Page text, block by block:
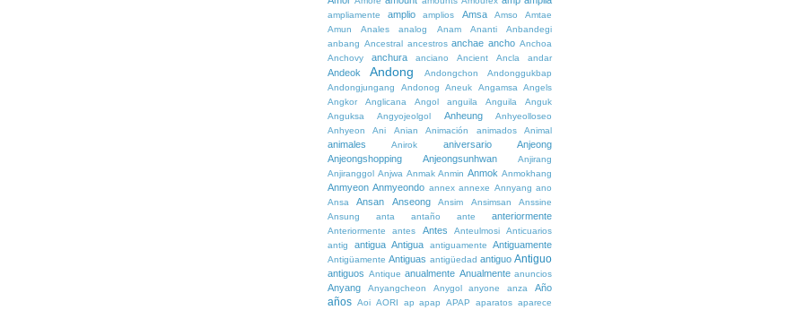
ampliamente amplio amplios Amsa Amso
Amtae
Amun
Anales analog Anam Ananti
Anbandegi
anbang Ancestral ancestros anchae ancho Anchoa
Anchovy
anchura anciano Ancient Ancla andar
Andeok Andong Andongchon
Andonggukbap
Andongjungang
Andonog Aneuk Angamsa
Angels
Angkor
Anglicana Angol anguila Anguila
Anguk
Anguksa
Angyojeolgol Anheung
Anhyeolloseo
Anhyeon
Ani Anian Animación animados Animal
animales Anirok aniversario
Anjeong
Anjeongshopping
Anjeongsunhwan
Anjirang
Anjiranggol Anjwa Anmak Anmin Anmok Anmokhang
Anmyeon Anmyeondo annex annexe Annyang ano
Ansa
Ansan Anseong Ansim Ansimsan
Anssine
Ansung
anta antaño ante anteriormente
Anteriormente antes Antes Anteulmosi
Anticuarios
antig
antigua Antigua antiguamente Antiguamente
Antigüamente Antiguas antigüedad antiguo Antiguo
antiguos Antique anualmente Anualmente anuncios
Anyang Anyangcheon Anygol anyone anza Año
años Aoi AORI ap apap APAP aparatos aparece